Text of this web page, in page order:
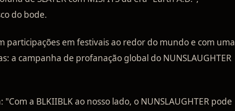
do bode.
participações em festivais ao redor do mundo e com uma
a campanha de profanação global do NUNSLAUGHTER
a BLKIIBLK ao nosso lado, o NUNSLAUGHTER pode